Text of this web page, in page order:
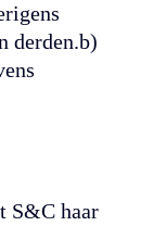
derden.b)
S&C haar